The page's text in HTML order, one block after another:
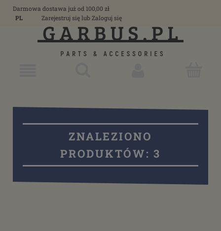
Darmowa dostawa już od 100,00 zł
PL
Zarejestruj sięlub Zaloguj się
ZNALEZIONO
PRODUKTÓW: 3